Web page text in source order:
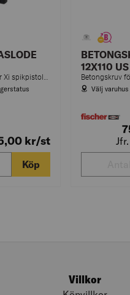
kr/st
Köp
12X110
Välj
Villkor